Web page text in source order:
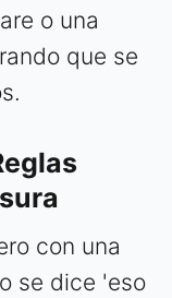
o una
que se
con una
se dice 'eso